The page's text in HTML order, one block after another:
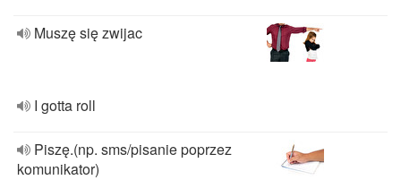
Muszę się zwijac
I gotta roll
Piszę.(np. sms/pisanie poprzez
komunikator)